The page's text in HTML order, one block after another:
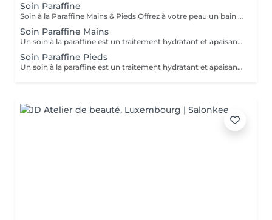
Soin Paraffine
Soin à la Paraffine Mains & Pieds Offrez à votre peau un bain de douceur et de chaleur Hydratation profonde La chaleur de la paraffine ouvre les pores et permet une hydratation intense. Parfait pour les peaux sèches, rugueuses, ou les talons fendillés.
Soin Paraffine Mains
Un soin à la paraffine est un traitement hydratant et apaisant pour les mains et/ou les pieds, qui utilise une cire chauffée pour améliorer la peau sèche et abîmée. Il est également thérapeutique, car la chaleur aide à soulager les douleurs articulaires, musculaires et les affections comme l'arthrite, le psoriasis ou l'eczéma. L'enveloppement crée un effet de sauna qui permet aux produits hydratants appliqués avant la paraffine de pénétrer en profondeur.
Soin Paraffine Pieds
Un soin à la paraffine est un traitement hydratant et apaisant pour les mains et/ou les pieds, qui utilise une cire chauffée pour améliorer la peau sèche et abîmée. Il est également thérapeutique, car la chaleur aide à soulager les douleurs articulaires, musculaires et les affections comme l'arthrite, le psoriasis ou l'eczéma. L'enveloppement crée un effet de sauna qui permet aux produits hydratants appliqués avant la paraffine de pénétrer en profondeur.